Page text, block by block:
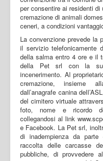
per consentire ai residenti
cremazione di animali
ceneri, a condizioni
La convenzione prevede la
il servizio telefonicamente
della salma entro 4 ore e il
della Pet srl con la
incenerimento. Al
cremazione, insieme
dall’anagrafe canina
del cimitero virtuale
foto, nome e ricordo
collegandosi al link
e Facebook. La Pet srl,
di inadempienza da parte
raccolta delle carcasse
pubbliche, di provvedere